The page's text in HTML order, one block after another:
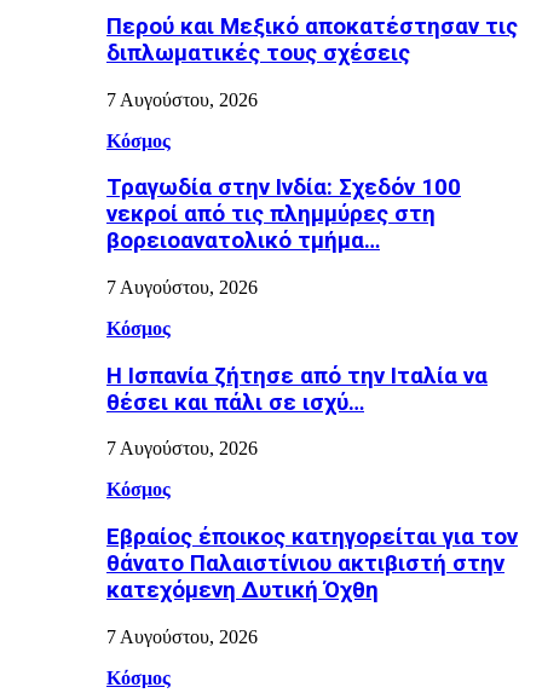
Περού και Μεξικό αποκατέστησαν τις
διπλωματικές τους σχέσεις
7 Αυγούστου, 2026
Κόσμος
Τραγωδία στην Ινδία: Σχεδόν 100
νεκροί από τις πλημμύρες στη
βορειοανατολικό τμήμα…
7 Αυγούστου, 2026
Κόσμος
H Ισπανία ζήτησε από την Ιταλία να
θέσει και πάλι σε ισχύ…
7 Αυγούστου, 2026
Κόσμος
Εβραίος έποικος κατηγορείται για τον
θάνατο Παλαιστίνιου ακτιβιστή στην
κατεχόμενη Δυτική Όχθη
7 Αυγούστου, 2026
Κόσμος